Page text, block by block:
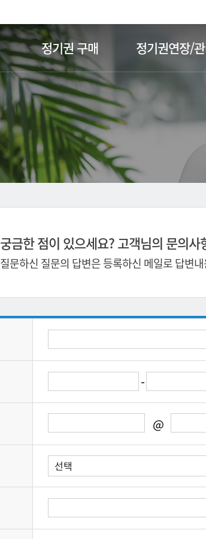
정기권 구매 정기권연장/
궁금한 점이 있으세요? 고객님의 문의
질문하신 질문의 답변은 등록하신 메일로 답변
-
@